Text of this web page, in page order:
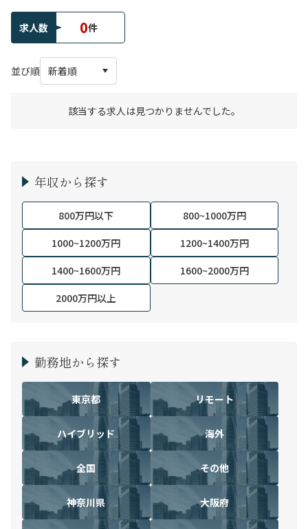
求人数 0件
並び順
該当する求人は見つかりませんでした。
年収から探す
800万円以下
800~1000万円
1000~1200万円
1200~1400万円
1400~1600万円
1600~2000万円
2000万円以上
勤務地から探す
東京都 リモート
ハイブリッド 海外
全国 その他
神奈川県 大阪府